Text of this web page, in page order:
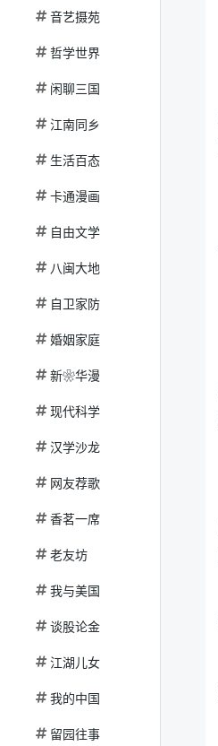
音艺摄苑
哲学世界
闲聊三国
江南同乡
生活百态
卡通漫画
自由文学
八闽大地
自卫家防
婚姻家庭
新❀华漫
现代科学
汉学沙龙
网友荐歌
香茗一席
老友坊
我与美国
谈股论金
江湖儿女
我的中国
留园往事